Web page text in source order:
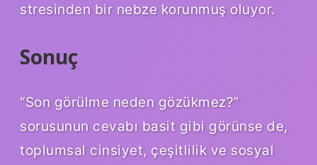
stresinden bir nebze korunmuş oluyor.
Sonuç
“Son görülme neden gözükmez?”
sorusunun cevabı basit gibi görünse de,
toplumsal cinsiyet, çeşitlilik ve sosyal